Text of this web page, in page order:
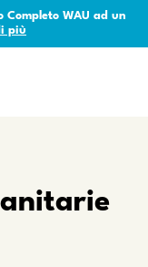
Completo WAU ad un
più